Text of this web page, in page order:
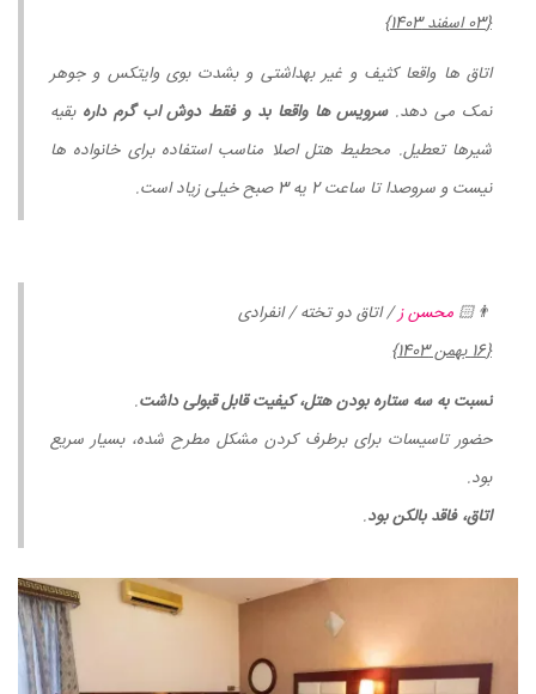
{03 اسفند 1403}
اتاق ها واقعا کثیف و غیر بهداشتی و بشدت بوی وایتکس و جوهر
نمک می دهد. سرویس ها واقعا بد و فقط دوش اب گرم داره بقیه
شیرها تعطیل. محطیط هتل اصلا مناسب استفاده برای خانواده ها
نیست و سروصدا تا ساعت 2 یه 3 صبح خیلی زیاد است.
👨🏻 محسن ز/ اتاق دو تخته / انفرادی
{16 بهمن 1403}
نسبت به سه ستاره بودن هتل، کیفیت قابل قبولی داشت.
حضور تاسیسات برای برطرف کردن مشکل مطرح شده، بسیار سریع
بود.
اتاق، فاقد بالکن بود.